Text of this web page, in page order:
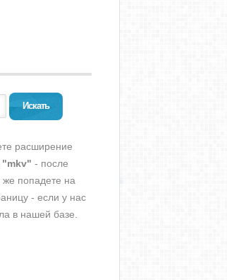
Искать
расширение
"mkv" - после
же попадете на
- если у нас
в нашей базе.